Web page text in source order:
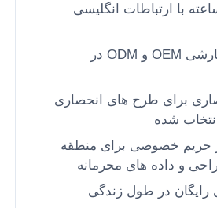
سریع 24 ساعته با ارتباطات انگلیسی
راه حل های سفارشی OEM و ODM در
برای طرح های انحصاری
شده
حریم خصوصی برای منطقه
و داده های محرمانه
رایگان در طول زندگی